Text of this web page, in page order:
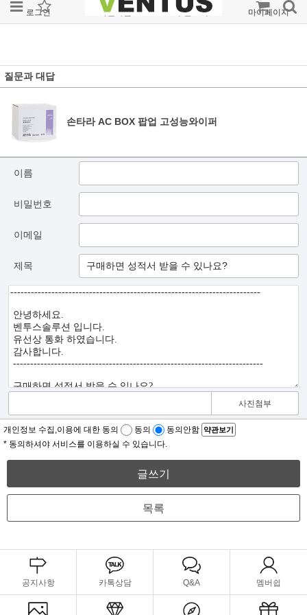
로그인 회원가입 주문조회 마이페이지
질문과 대답
손타라 AC BOX 팝업 고성능와이퍼
이름
비밀번호
이메일
제목
사진첨부
개인정보 수집,이용에 대한 동의 동의 동의안함 약관보기
* 동의하셔야 서비스를 이용하실 수 있습니다.
글쓰기
목록
공지사항 카톡상담 Q&A 멤버쉽